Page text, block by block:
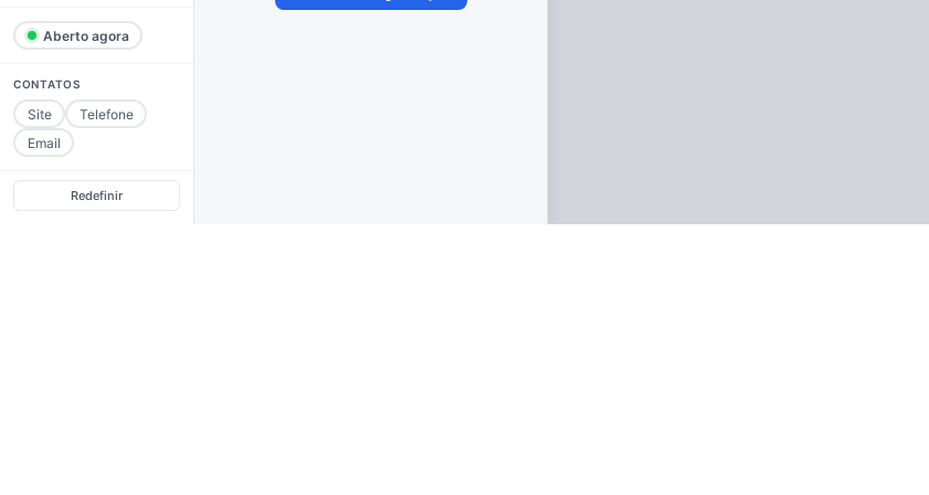
Aberto agora
CONTATOS
Site
Telefone
Email
Redefinir